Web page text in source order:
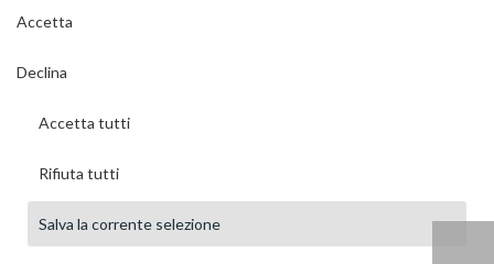
Accetta
Declina
Accetta tutti
Rifiuta tutti
Salva la corrente selezione